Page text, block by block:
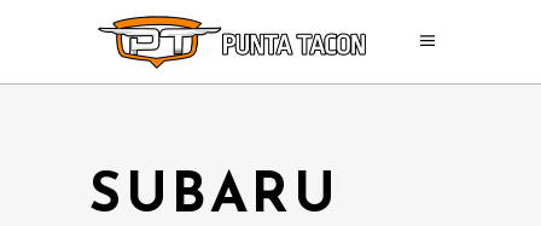
SUBARU